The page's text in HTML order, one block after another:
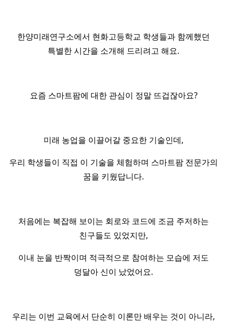
한양미래연구소에서 현화고등학교 학생들과 함께했던
특별한 시간을 소개해 드리려고 해요.
요즘 스마트팜에 대한 관심이 정말 뜨겁잖아요?
미래 농업을 이끌어갈 중요한 기술인데,
우리 학생들이 직접 이 기술을 체험하며 스마트팜 전문가의
꿈을 키웠답니다.
처음에는 복잡해 보이는 회로와 코드에 조금 주저하는
친구들도 있었지만,
이내 눈을 반짝이며 적극적으로 참여하는 모습에 저도
덩달아 신이 났었어요.
우리는 이번 교육에서 단순히 이론만 배우는 것이 아니라,